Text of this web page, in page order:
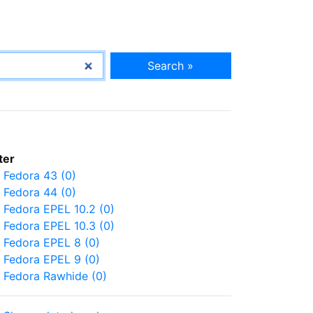
Search »
Fedora 43 (0)
Fedora 44 (0)
Fedora EPEL 10.2 (0)
Fedora EPEL 10.3 (0)
Fedora EPEL 8 (0)
Fedora EPEL 9 (0)
Fedora Rawhide (0)